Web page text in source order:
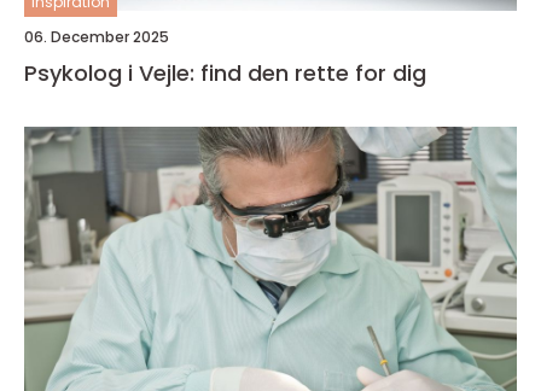
06. December 2025
Psykolog i Vejle: find den rette for dig